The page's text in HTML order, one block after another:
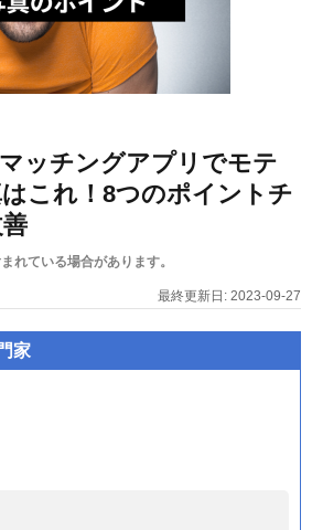
マッチングアプリでモテ
これ！8つのポイントチ
れている場合があります。
最終更新日: 2023-09-27
家